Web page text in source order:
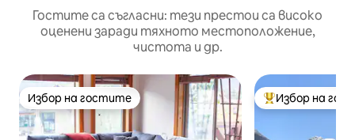
Гостите са съгласни: тези престои са високо
оценени заради тяхното местоположение,
чистота и др.
Избор на гостите
Избор на гостите Най-популярен
Избор на